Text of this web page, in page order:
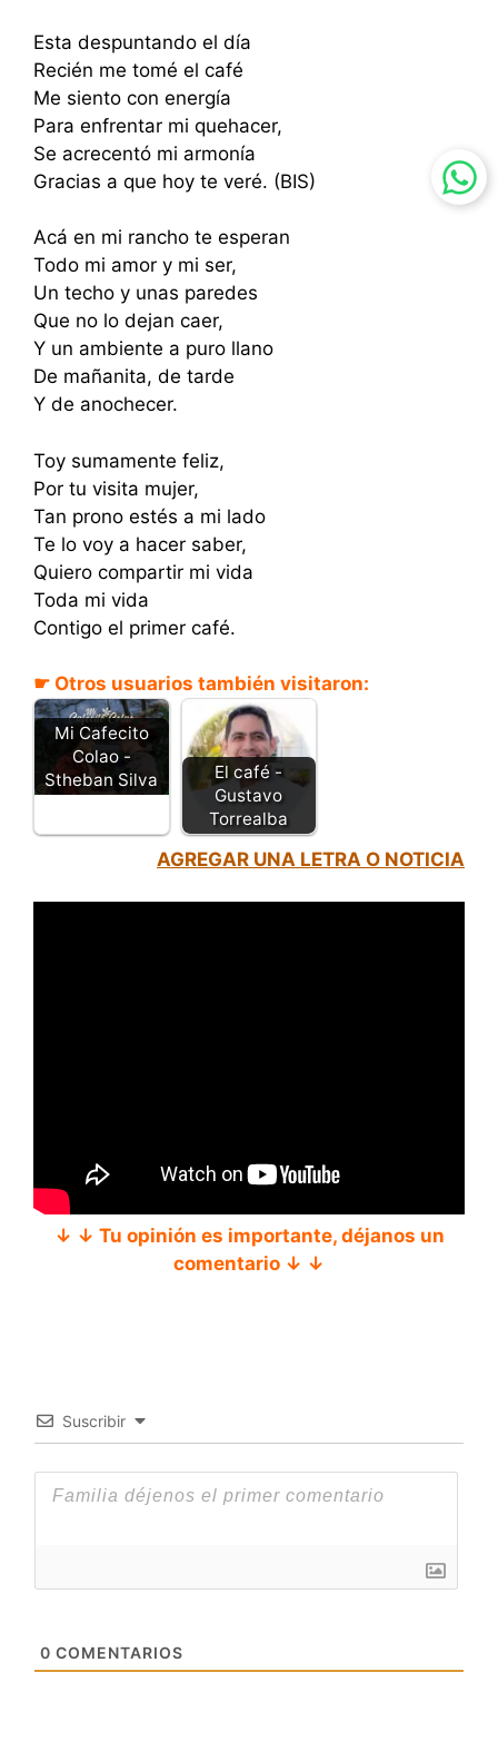
Esta despuntando el día
Recién me tomé el café
Me siento con energía
Para enfrentar mi quehacer,
Se acrecentó mi armonía
Gracias a que hoy te veré. (BIS)
Acá en mi rancho te esperan
Todo mi amor y mi ser,
Un techo y unas paredes
Que no lo dejan caer,
Y un ambiente a puro llano
De mañanita, de tarde
Y de anochecer.
Toy sumamente feliz,
Por tu visita mujer,
Tan prono estés a mi lado
Te lo voy a hacer saber,
Quiero compartir mi vida
Toda mi vida
Contigo el primer café.
☛ Otros usuarios también visitaron:
Mi Cafecito
Colao -
Stheban Silva
El café -
Gustavo
Torrealba
AGREGAR UNA LETRA O NOTICIA
↓ ↓ Tu opinión es importante, déjanos un
comentario ↓ ↓
Suscribir
0 COMENTARIOS